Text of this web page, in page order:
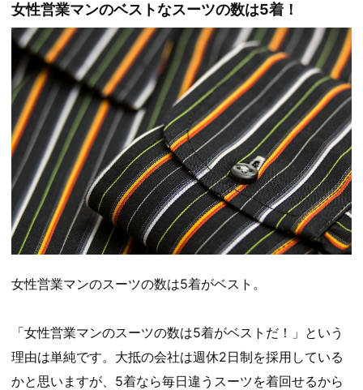
女性営業マンのベストなスーツの数は5着！
女性営業マンのスーツの数は5着がベスト。
「女性営業マンのスーツの数は5着がベストだ！」という
理由は単純です。大抵の会社は週休2日制を採用している
かと思いますが、5着なら毎日違うスーツを着回せるから